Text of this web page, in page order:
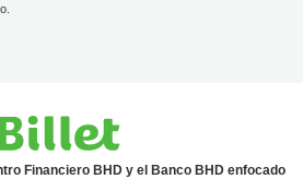
Financiero BHD y el Banco BHD enfocado